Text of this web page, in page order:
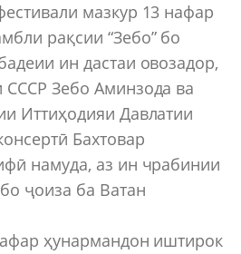
мазкур 13 нафар
рақсии “Зебо” бо
ин дастаи овозадор,
Зебо Аминзода ва
Иттиҳодияи Давлатии
Бахтовар
намуда, аз ин чрабинии
ҷоиза ба Ватан
ҳунармандон иштирок